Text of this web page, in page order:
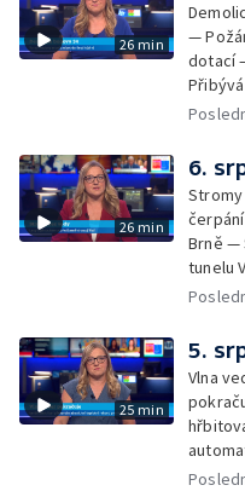
26 min
—
dotací
Začíná
26 min
6.
Brně —
tunelu
Czech
Pop
—
25 min
5.
Vlna